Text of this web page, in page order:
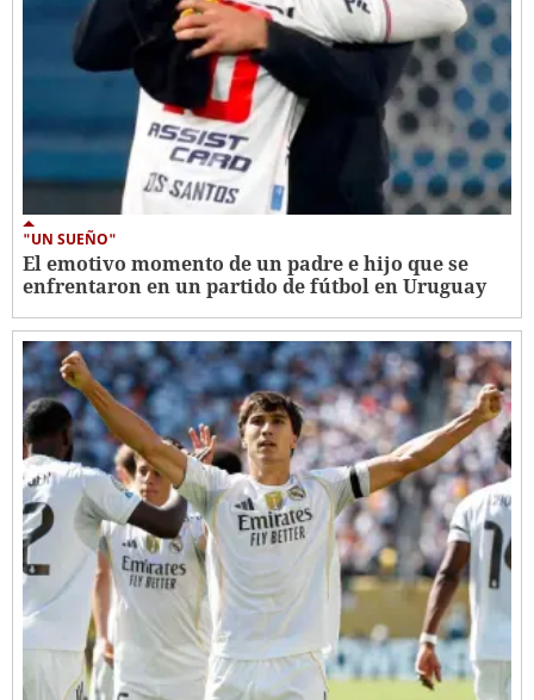
"UN SUEÑO"
El emotivo momento de un padre e hijo que se
enfrentaron en un partido de fútbol en Uruguay